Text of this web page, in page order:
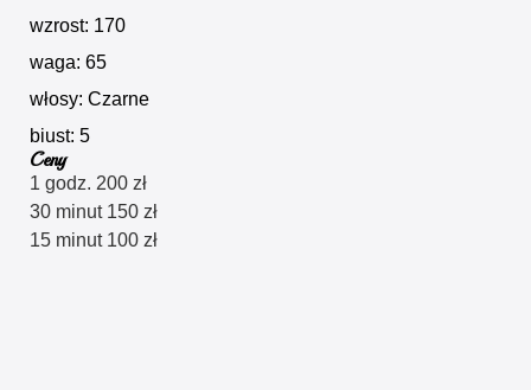
wzrost: 170
waga: 65
włosy: Czarne
biust: 5
Ceny
1 godz. 200 zł
30 minut 150 zł
15 minut 100 zł